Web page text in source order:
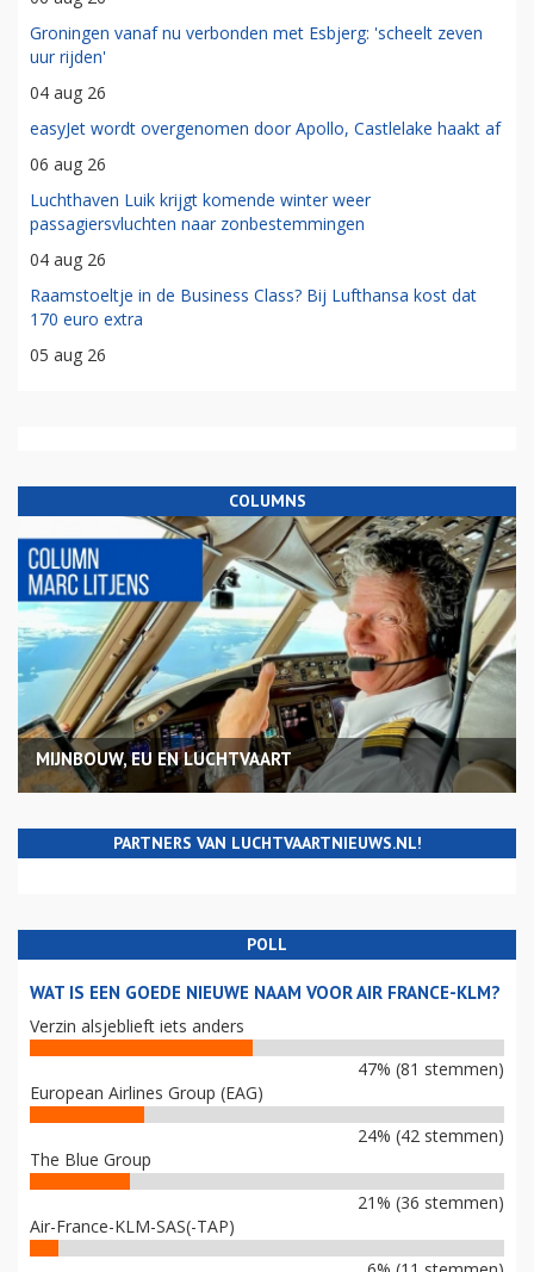
Groningen vanaf nu verbonden met Esbjerg: 'scheelt zeven
uur rijden'
04 aug 26
easyJet wordt overgenomen door Apollo, Castlelake haakt af
06 aug 26
Luchthaven Luik krijgt komende winter weer
passagiersvluchten naar zonbestemmingen
04 aug 26
Raamstoeltje in de Business Class? Bij Lufthansa kost dat
170 euro extra
05 aug 26
COLUMNS
MIJNBOUW, EU EN LUCHTVAART
PARTNERS VAN LUCHTVAARTNIEUWS.NL!
POLL
WAT IS EEN GOEDE NIEUWE NAAM VOOR AIR FRANCE-KLM?
Verzin alsjeblieft iets anders
47% (81 stemmen)
European Airlines Group (EAG)
24% (42 stemmen)
The Blue Group
21% (36 stemmen)
Air-France-KLM-SAS(-TAP)